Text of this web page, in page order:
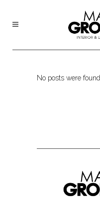
No posts were found.